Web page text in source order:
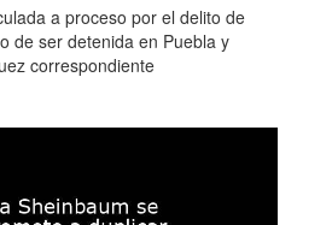
a proceso por el delito de
de ser detenida en Puebla y
correspondiente